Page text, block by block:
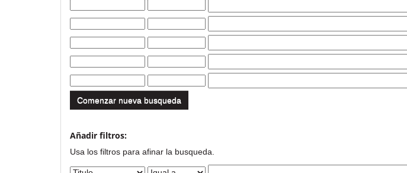
Comenzar nueva busqueda
Añadir filtros:
Usa los filtros para afinar la busqueda.